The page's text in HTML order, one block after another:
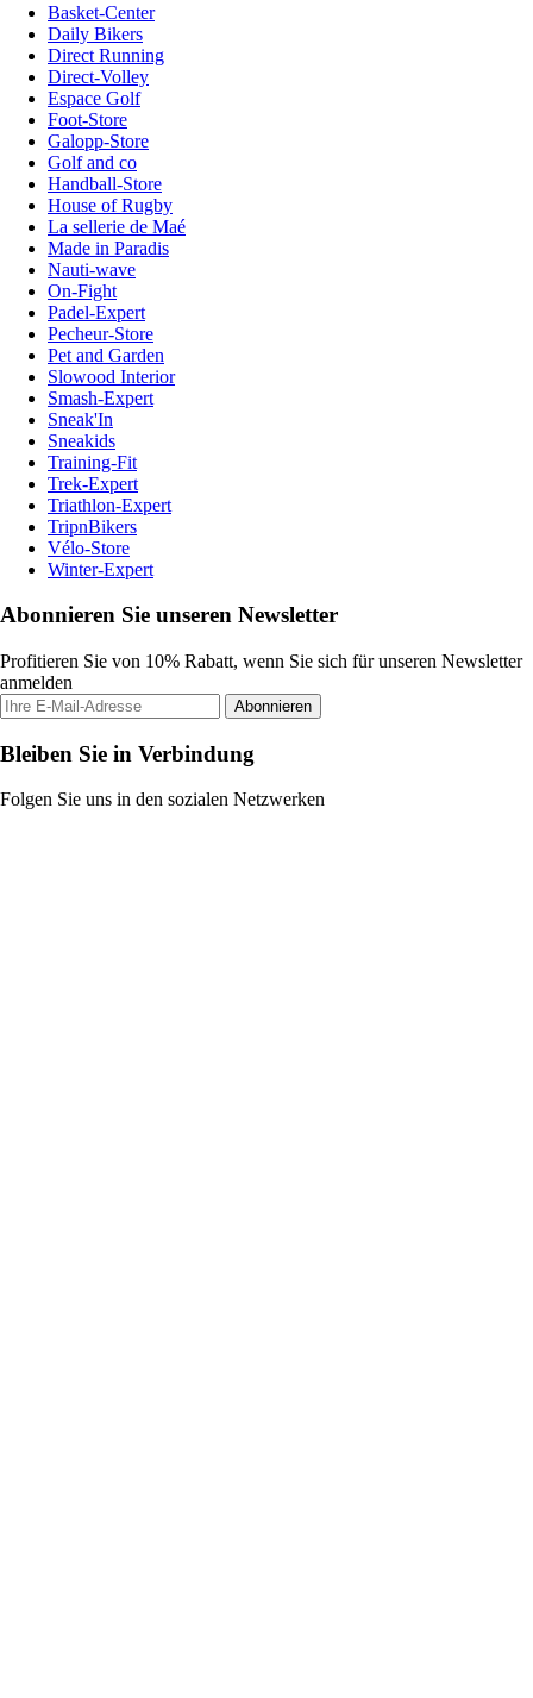
Basket-Center
Daily Bikers
Direct Running
Direct-Volley
Espace Golf
Foot-Store
Galopp-Store
Golf and co
Handball-Store
House of Rugby
La sellerie de Maé
Made in Paradis
Nauti-wave
On-Fight
Padel-Expert
Pecheur-Store
Pet and Garden
Slowood Interior
Smash-Expert
Sneak'In
Sneakids
Training-Fit
Trek-Expert
Triathlon-Expert
TripnBikers
Vélo-Store
Winter-Expert
Abonnieren Sie unseren Newsletter
Profitieren Sie von 10% Rabatt, wenn Sie sich für unseren Newsletter
anmelden
Abonnieren
Bleiben Sie in Verbindung
Folgen Sie uns in den sozialen Netzwerken